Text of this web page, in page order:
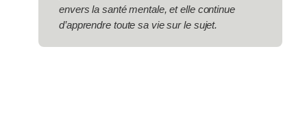
envers la santé mentale, et elle continue
d’apprendre toute sa vie sur le sujet.